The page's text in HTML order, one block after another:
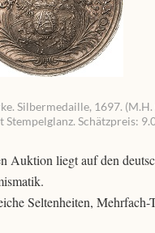
Silbermedaille, 1697.
Schätzpreis:
Auktion liegt auf den
Seltenheiten,